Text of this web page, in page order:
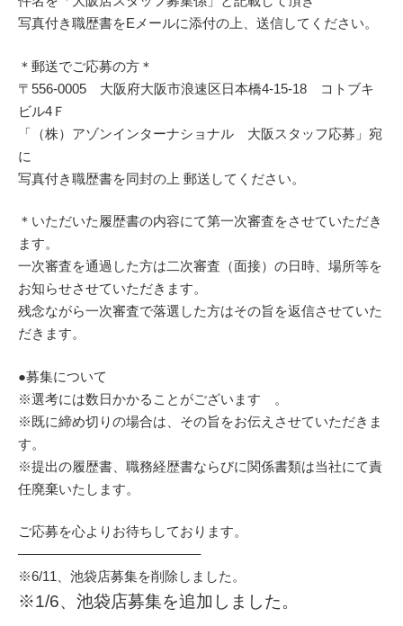
写真付き職歴書をEメールに添付の上、送信してください。
＊郵送でご応募の方＊
〒556-0005 大阪府大阪市浪速区日本橋4-15-18 コトブキ
ビル4Ｆ
「（株）アゾンインターナショナル 大阪スタッフ応募」宛
に
写真付き職歴書を同封の上 郵送してください。
＊いただいた履歴書の内容にて第一次審査をさせていただき
ます。
一次審査を通過した方は二次審査（面接）の日時、場所等を
お知らせさせていただきます。
残念ながら一次審査で落選した方はその旨を返信させていた
だきます。
●募集について
※選考には数日かかることがございます 。
※既に締め切りの場合は、その旨をお伝えさせていただきま
す。
※提出の履歴書、職務経歴書ならびに関係書類は当社にて責
任廃棄いたします。
ご応募を心よりお待ちしております。
—————————————–
※6/11、池袋店募集を削除しました。
※1/6、池袋店募集を追加しました。